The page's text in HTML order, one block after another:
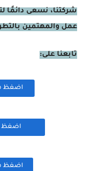
شركتنا، نسعى دائمًا
عمل والمهتمين
تابعنا على:
اضغظ
اضغظ
اضغظ